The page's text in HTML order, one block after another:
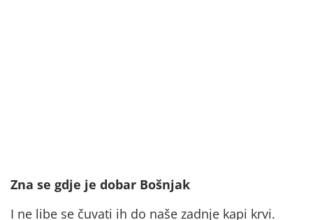
Zna se gdje je dobar Bošnjak
I ne libe se čuvati ih do naše zadnje kapi krvi.